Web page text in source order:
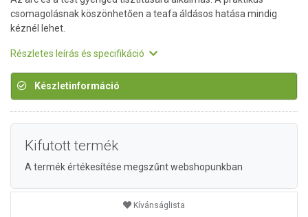
csomagolásnak köszönhetően a teafa áldásos hatása mindig
kéznél lehet.
Részletes leírás és specifikáció
Készletinformáció
Kifutott termék
A termék értékesítése megszűnt webshopunkban
Kívánságlista